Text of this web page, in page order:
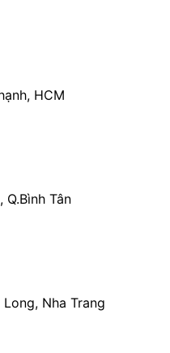
HCM
Tân
Nha Trang